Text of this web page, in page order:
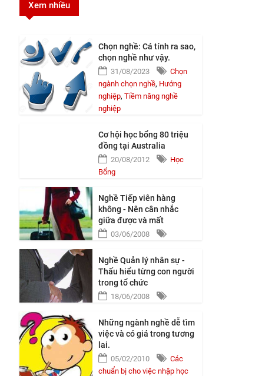
Xem nhiều
Chọn nghề: Cá tính ra sao,
chọn nghề như vậy.
31/08/2023
Chọn
ngành chọn nghề, Hướng
nghiệp, Tiềm năng nghề
nghiệp
Cơ hội học bổng 80 triệu
đồng tại Australia
20/08/2012
Học
Bổng
Nghề Tiếp viên hàng
không - Nên cân nhắc
giữa được và mất
03/06/2008
Nghề Quản lý nhân sự -
Thấu hiểu từng con người
trong tổ chức
18/06/2008
Những ngành nghề dễ tìm
việc và có giá trong tương
lai.
05/02/2010
Các
chuẩn bị cho việc nhập học